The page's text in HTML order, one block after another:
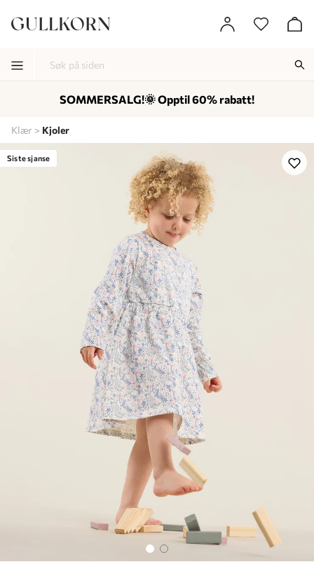
Lagt i kurven, utmerket valg! Til kassen
Klær Kjoler
Siste sjanse
SOMMERSALG!🌞 Opptil 60% rabatt!
-
-
-